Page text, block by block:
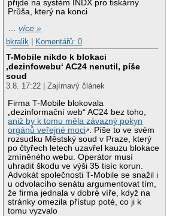
přijde na systém INDX pro tiskárny
Průša, který na konci
…více »
bkralik | Komentářů: 0
T-Mobile nikdo k blokaci
‚dezinfowebu‘ AC24 nenutil, píše
soud
3.8. 17:22 | Zajímavý článek
Firma T-Mobile blokovala
„dezinformační web“ AC24 bez toho,
aniž by k tomu měla závazný pokyn
orgánů veřejné moci
. Píše to ve svém
rozsudku Městský soud v Praze, který
po čtyřech letech uzavřel kauzu blokace
zmíněného webu. Operátor musí
uhradit škodu ve výši 35 tisíc korun.
Advokát společnosti T-Mobile se snažil i
u odvolacího senátu argumentovat tím,
že firma jednala v dobré víře, když na
stránky omezila přístup poté, co ji k
tomu vyzvalo